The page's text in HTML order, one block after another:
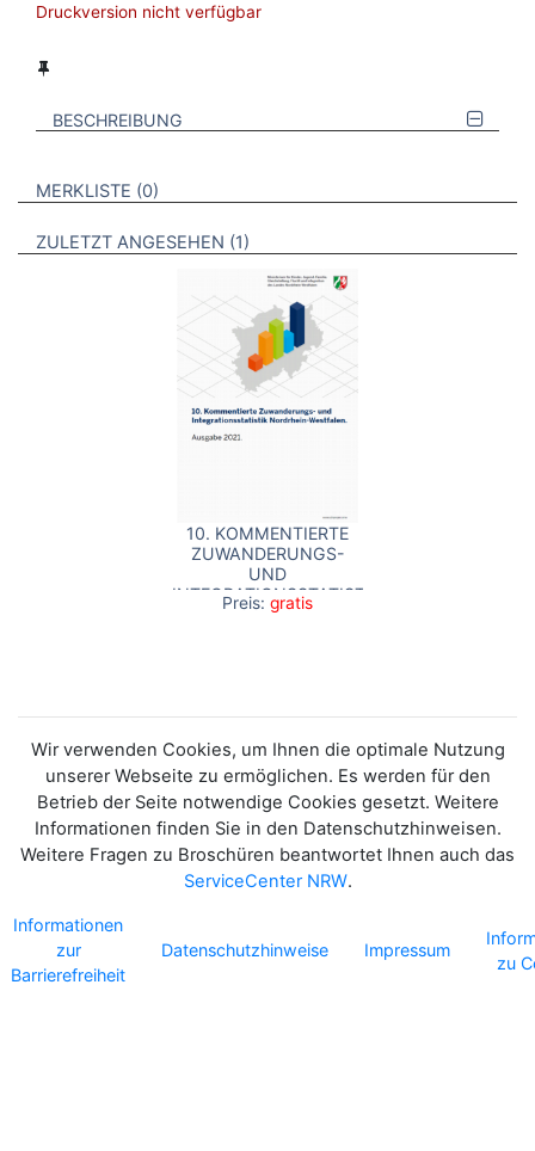
Druckversion nicht verfügbar
BESCHREIBUNG
VERWEISE AUF VERMERKTE- ODER ZULETZT ANGESEHENE
MERKLISTE 0 BROSCHÜREN
ZULETZT ANGESEHEN 1 BROSCHÜREN
10. KOMMENTIERTE
ZUWANDERUNGS-
UND
INTEGRATIONSSTATISTIK
NORDRHEIN-
Preis: gratis
Wir verwenden Cookies, um Ihnen die optimale Nutzung
unserer Webseite zu ermöglichen. Es werden für den
Betrieb der Seite notwendige Cookies gesetzt. Weitere
Informationen finden Sie in den Datenschutzhinweisen.
Weitere Fragen zu Broschüren beantwortet Ihnen auch das
ServiceCenter NRW.
Informationen
zur
Barrierefreiheit
Datenschutzhinweise Impressum
zu